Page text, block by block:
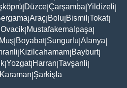
Düzce Çarşamba Yildizeli
Araç Bolu Bismil Tokat|
Ovacik Mustafakemalpaşa
Muş Boyabat| Sungurlu Alanya
Kizilcahamam Bayburt|
Yozgat| Harran Tavşanli
Karaman Şarkişla